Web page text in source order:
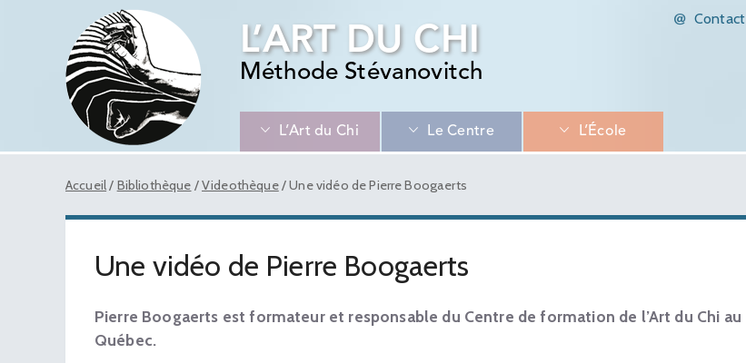
L’ART DU CHI
Méthode Stévanovitch
Contact
L’Art du Chi Le Centre L’École
Accueil/ Bibliothèque /Videothèque/Une vidéo de Pierre Boogaerts
Une vidéo de Pierre Boogaerts
Pierre Boogaerts est formateur et responsable du Centre de formation de l’Art du Chi au
Québec.